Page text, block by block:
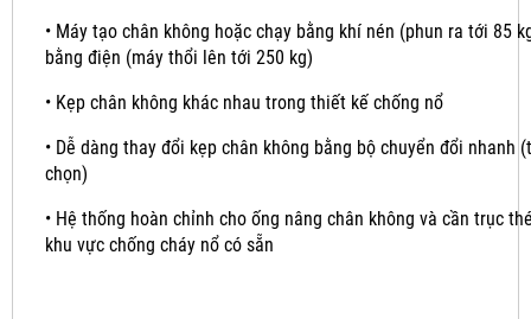
• Máy tạo chân không hoặc chạy bằng khí nén (phun ra tới 85
bằng điện (máy thổi lên tới 250 kg)
• Kẹp chân không khác nhau trong thiết kế chống nổ
• Dễ dàng thay đổi kẹp chân không bằng bộ chuyển đổi nhanh
chọn)
• Hệ thống hoàn chỉnh cho ống nâng chân không và cần trục
khu vực chống cháy nổ có sẵn